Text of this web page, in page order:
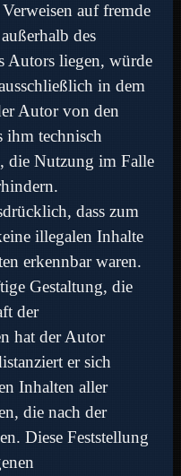
auf fremde
des
Autors liegen, würde
in dem
Autor von den
ihm technisch
die Nutzung im Falle
dass zum
illegalen Inhalte
erkennbar waren.
Gestaltung, die
der
hat der Autor
er sich
Inhalten aller
die nach der
Diese Feststellung